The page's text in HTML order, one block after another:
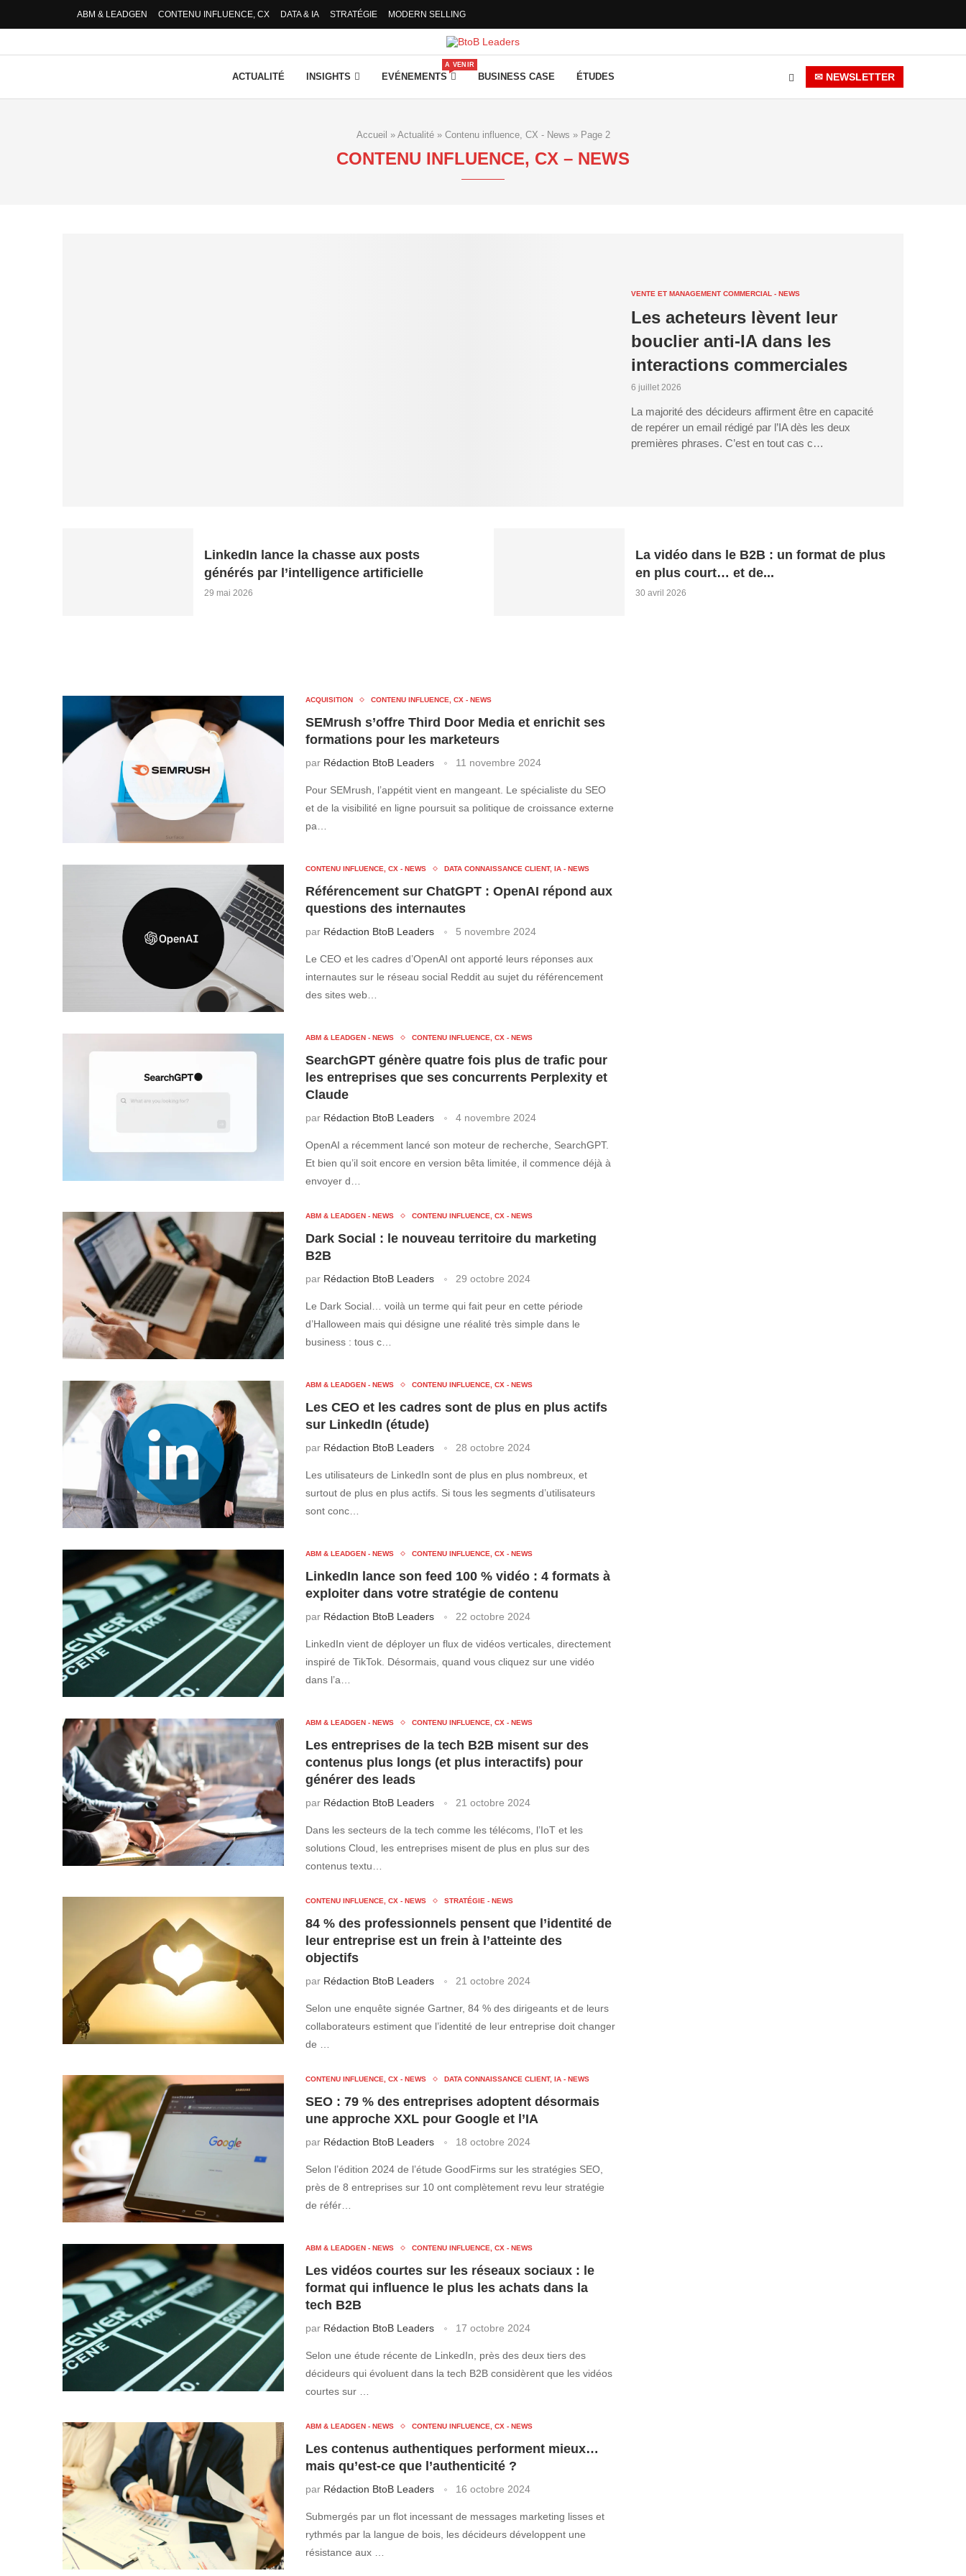
ABM & LEADGEN CONTENU INFLUENCE, CX DATA & IA STRATÉGIE MODERN SELLING
ACTUALITÉ INSIGHTS EVÉNEMENTS
A VENIR
BUSINESS CASE ÉTUDES ✉ NEWSLETTER
Accueil » Actualité» Contenu influence, CX - News » Page 2
CONTENU INFLUENCE, CX – NEWS
VENTE ET MANAGEMENT COMMERCIAL - NEWS
Les acheteurs lèvent leur
bouclier anti-IA dans les
interactions commerciales
6 juillet 2026
La majorité des décideurs affirment être en capacité
de repérer un email rédigé par l’IA dès les deux
premières phrases. C’est en tout cas c…
LinkedIn lance la chasse aux posts
générés par l’intelligence artificielle
29 mai 2026
La vidéo dans le B2B : un format de plus
en plus court… et de...
30 avril 2026
ACQUISITION CONTENU INFLUENCE, CX - NEWS
SEMrush s’offre Third Door Media et enrichit ses
formations pour les marketeurs
par Rédaction BtoB Leaders 11 novembre 2024
Pour SEMrush, l’appétit vient en mangeant. Le spécialiste du SEO
et de la visibilité en ligne poursuit sa politique de croissance externe
pa…
CONTENU INFLUENCE, CX - NEWS DATA CONNAISSANCE CLIENT, IA - NEWS
Référencement sur ChatGPT : OpenAI répond aux
questions des internautes
par Rédaction BtoB Leaders 5 novembre 2024
Le CEO et les cadres d’OpenAI ont apporté leurs réponses aux
internautes sur le réseau social Reddit au sujet du référencement
des sites web…
ABM & LEADGEN - NEWS CONTENU INFLUENCE, CX - NEWS
SearchGPT génère quatre fois plus de trafic pour
les entreprises que ses concurrents Perplexity et
Claude
par Rédaction BtoB Leaders 4 novembre 2024
OpenAI a récemment lancé son moteur de recherche, SearchGPT.
Et bien qu’il soit encore en version bêta limitée, il commence déjà à
envoyer d…
ABM & LEADGEN - NEWS CONTENU INFLUENCE, CX - NEWS
Dark Social : le nouveau territoire du marketing
B2B
par Rédaction BtoB Leaders 29 octobre 2024
Le Dark Social… voilà un terme qui fait peur en cette période
d’Halloween mais qui désigne une réalité très simple dans le
business : tous c…
ABM & LEADGEN - NEWS CONTENU INFLUENCE, CX - NEWS
Les CEO et les cadres sont de plus en plus actifs
sur LinkedIn (étude)
par Rédaction BtoB Leaders 28 octobre 2024
Les utilisateurs de LinkedIn sont de plus en plus nombreux, et
surtout de plus en plus actifs. Si tous les segments d’utilisateurs
sont conc…
ABM & LEADGEN - NEWS CONTENU INFLUENCE, CX - NEWS
LinkedIn lance son feed 100 % vidéo : 4 formats à
exploiter dans votre stratégie de contenu
par Rédaction BtoB Leaders 22 octobre 2024
LinkedIn vient de déployer un flux de vidéos verticales, directement
inspiré de TikTok. Désormais, quand vous cliquez sur une vidéo
dans l’a…
ABM & LEADGEN - NEWS CONTENU INFLUENCE, CX - NEWS
Les entreprises de la tech B2B misent sur des
contenus plus longs (et plus interactifs) pour
générer des leads
par Rédaction BtoB Leaders 21 octobre 2024
Dans les secteurs de la tech comme les télécoms, l’IoT et les
solutions Cloud, les entreprises misent de plus en plus sur des
contenus textu…
CONTENU INFLUENCE, CX - NEWS STRATÉGIE - NEWS
84 % des professionnels pensent que l’identité de
leur entreprise est un frein à l’atteinte des
objectifs
par Rédaction BtoB Leaders 21 octobre 2024
Selon une enquête signée Gartner, 84 % des dirigeants et de leurs
collaborateurs estiment que l’identité de leur entreprise doit changer
de …
CONTENU INFLUENCE, CX - NEWS DATA CONNAISSANCE CLIENT, IA - NEWS
SEO : 79 % des entreprises adoptent désormais
une approche XXL pour Google et l’IA
par Rédaction BtoB Leaders 18 octobre 2024
Selon l’édition 2024 de l’étude GoodFirms sur les stratégies SEO,
près de 8 entreprises sur 10 ont complètement revu leur stratégie
de référ…
ABM & LEADGEN - NEWS CONTENU INFLUENCE, CX - NEWS
Les vidéos courtes sur les réseaux sociaux : le
format qui influence le plus les achats dans la
tech B2B
par Rédaction BtoB Leaders 17 octobre 2024
Selon une étude récente de LinkedIn, près des deux tiers des
décideurs qui évoluent dans la tech B2B considèrent que les vidéos
courtes sur …
ABM & LEADGEN - NEWS CONTENU INFLUENCE, CX - NEWS
Les contenus authentiques performent mieux…
mais qu’est-ce que l’authenticité ?
par Rédaction BtoB Leaders 16 octobre 2024
Submergés par un flot incessant de messages marketing lisses et
rythmés par la langue de bois, les décideurs développent une
résistance aux …